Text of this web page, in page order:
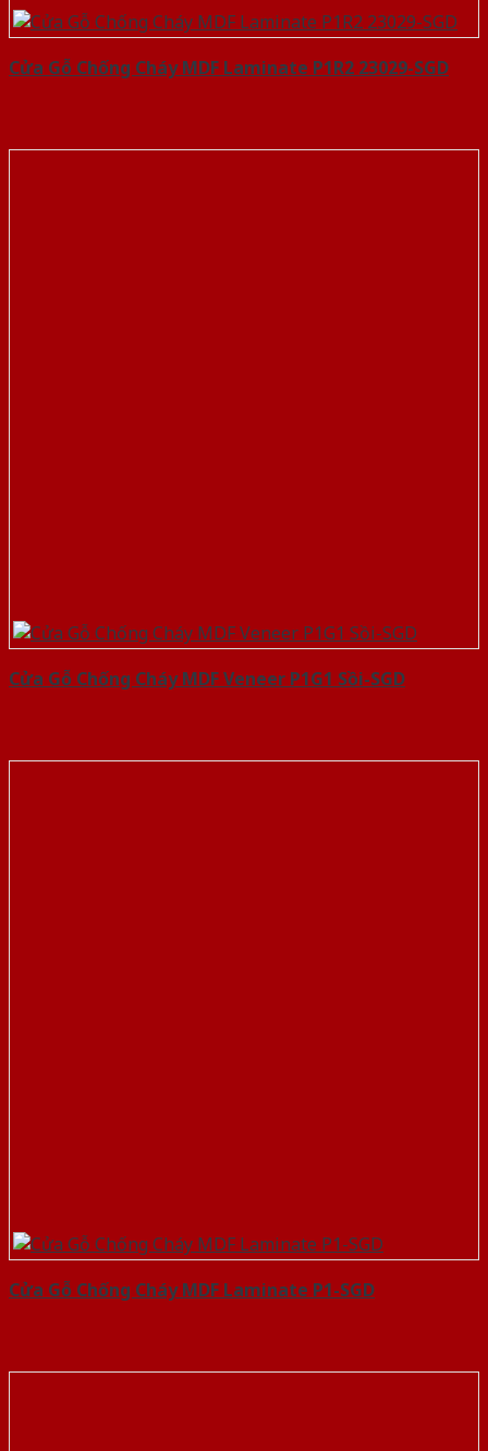
Cửa Gỗ Chống Cháy MDF Laminate P1R2 23029-SGD
Cửa Gỗ Chống Cháy MDF Veneer P1G1 Sồi-SGD
Cửa Gỗ Chống Cháy MDF Laminate P1-SGD